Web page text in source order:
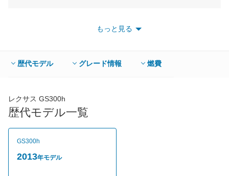
ハイブリッドモデルを登場させ、熾烈な争いが行われている。ハ
み合わせたレクサス・ハイブリッド・ドライブを搭載。駆動方式
はFR（後輪駆動）のみで、JC08モード燃費はコンパクトカー並
モードを選べるドライブモードセレクトや先進のエコドライブ・
サポート・システム、ハーモニアスドライビングナビゲーターを
搭載し、エコドライブを支援する。グレードはスタンダードに加
良い、セミアニリン本革シートや後席サイドエアバッグなどを標
準装備したバージョンL。
もっと見る
歴代モデル グレード情報 燃費
レクサス GS300h
歴代モデル一覧
GS300h
2013年モデル